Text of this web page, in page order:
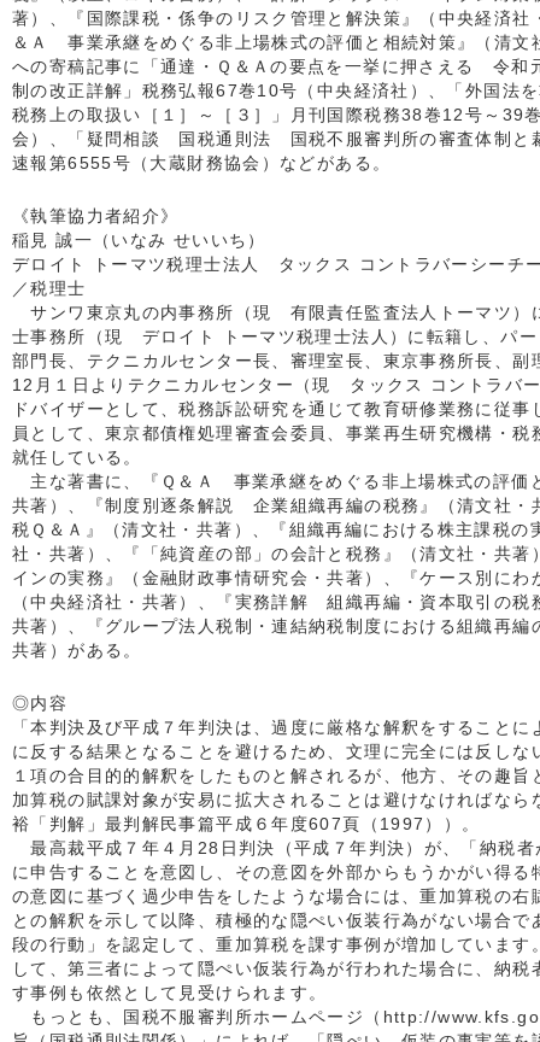
著）、『国際課税・係争のリスク管理と解決策』（中央経済
＆Ａ 事業承継をめぐる非上場株式の評価と相続対策』（清文
への寄稿記事に「通達・Ｑ＆Ａの要点を一挙に押さえる 令
制の改正詳解」税務弘報67巻10号（中央経済社）、「外国法
税務上の取扱い［１］～［３］」月刊国際税務38巻12号～39
会）、「疑問相談 国税通則法 国税不服審判所の審査体制と
速報第6555号（大蔵財務協会）などがある。
《執筆協力者紹介》
稲見 誠一（いなみ せいいち）
デロイト トーマツ税理士法人 タックス コントラバーシーチ
／税理士
サンワ東京丸の内事務所（現 有限責任監査法人トーマツ）
士事務所（現 デロイト トーマツ税理士法人）に転籍し、パ
部門長、テクニカルセンター長、審理室長、東京事務所長、
12月１日よりテクニカルセンター（現 タックス コントラバ
ドバイザーとして、税務訴訟研究を通じて教育研修業務に従
員として、東京都債権処理審査会委員、事業再生研究機構・税
就任している。
主な著書に、『Ｑ＆Ａ 事業承継をめぐる非上場株式の評価
共著）、『制度別逐条解説 企業組織再編の税務』（清文社
税Ｑ＆Ａ』（清文社・共著）、『組織再編における株主課税の
社・共著）、『「純資産の部」の会計と税務』（清文社・共著
インの実務』（金融財政事情研究会・共著）、『ケース別にわ
（中央経済社・共著）、『実務詳解 組織再編・資本取引の税
共著）、『グループ法人税制・連結納税制度における組織再編
共著）がある。
◎内容
「本判決及び平成７年判決は、過度に厳格な解釈をすること
に反する結果となることを避けるため、文理に完全には反し
１項の合目的的解釈をしたものと解されるが、他方、その趣旨
加算税の賦課対象が安易に拡大されることは避けなければなら
裕「判解」最判解民事篇平成６年度607頁（1997））。
最高裁平成７年４月28日判決（平成７年判決）が、「納税者
に申告することを意図し、その意図を外部からもうかがい得る
の意図に基づく過少申告をしたような場合には、重加算税の右
との解釈を示して以降、積極的な隠ぺい仮装行為がない場合で
段の行動」を認定して、重加算税を課す事例が増加しています
して、第三者によって隠ぺい仮装行為が行われた場合に、納税
す事例も依然として見受けられます。
もっとも、国税不服審判所ホームページ（http://